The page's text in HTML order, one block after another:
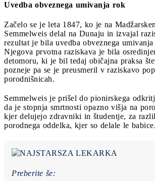
Uvedba obveznega umivanja rok
Začelo se je leta 1847, ko je na
Semmelweis delal na Dunaju in izvajal
rezultat je bila uvedba obveznega
Njegova prvotna raziskava je bila
detomoru, ki je bil tedaj običajna praksa
pozneje pa se je preusmeril v raziskavo
porodnišnicah.
Semmelweis je prišel do pionirskega
da je stopnja smrtnosti opazno višja na
kjer delujejo zdravniki in študentje, za
porodnega oddelka, kjer so delale le babice.
Preberite še: